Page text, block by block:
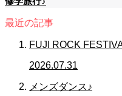
最近の記事
FUJI ROCK
2026.07.31
メンズダンス♪